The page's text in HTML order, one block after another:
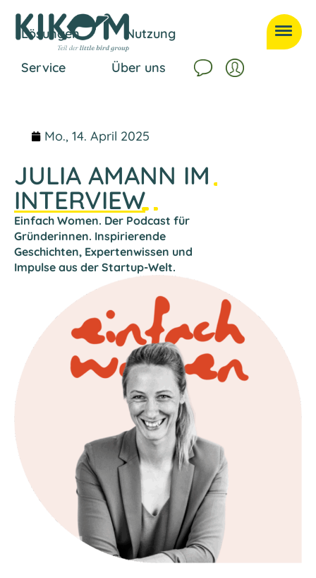
Lösungen Nutzung
Service Über uns
Mo., 14. April 2025
JULIA AMANN IM
INTERVIEW
Einfach Women. Der Podcast für
Gründerinnen. Inspirierende
Geschichten, Expertenwissen und
Impulse aus der Startup-Welt.